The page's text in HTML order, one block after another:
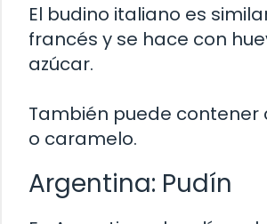
El budino italiano es
francés y se hace con
azúcar.
También puede contener
o caramelo.
Argentina: Pudín